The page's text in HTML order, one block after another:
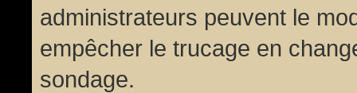
administrateurs peuvent le
empêcher le trucage en
sondage.